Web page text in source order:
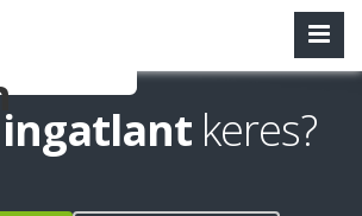
ingatlant keres?